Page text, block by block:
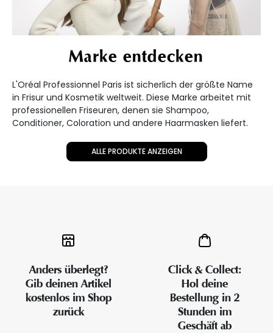
Marke entdecken
L'Oréal Professionnel Paris ist sicherlich der größte Name
in Frisur und Kosmetik weltweit. Diese Marke arbeitet mit
professionellen Friseuren, denen sie Shampoo,
Conditioner, Coloration und andere Haarmasken liefert.
ALLE PRODUKTE ANZEIGEN
Anders überlegt?
Gib deinen Artikel
kostenlos im Shop
zurück
Click & Collect:
Hol deine
Bestellung in 2
Stunden im
Geschäft ab